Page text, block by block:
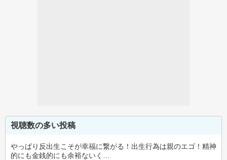
視聴数の多い投稿
やっぱり反出生こそが幸福に繋がる！出生行為は親のエゴ！精神
的にも金銭的にも余裕ないく…